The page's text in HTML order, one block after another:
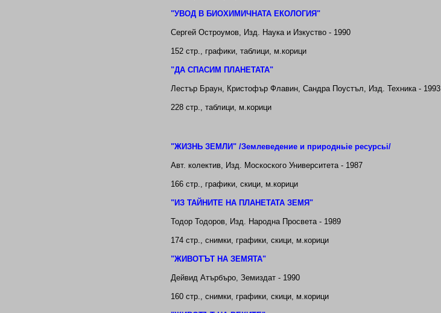
"УВОД В БИОХИМИЧНАТА ЕКОЛОГИЯ"
Сергей Остроумов, Изд. Наука и Изкуство - 1990
152 стр., графики, таблици, м.корици
"ДА СПАСИМ ПЛАНЕТАТА"
Лестър Браун, Кристофър Флавин, Сандра Поустъл, Изд. Техника - 1993
228 стр., таблици, м.корици
"ЖИЗНЬ ЗЕМЛИ " /Землеведение и природньiе ресурсьi/
Авт. колектив, Изд. Москоского Университета - 1987
166 стр., графики, скици, м.корици
"ИЗ ТАЙНИТЕ НА ПЛАНЕТАТА ЗЕМЯ "
Тодор Тодоров, Изд. Народна Просвета - 1989
174 стр., снимки, графики, скици, м.корици
"ЖИВОТЪТ НА ЗЕМЯТА"
Дейвид Атърбъро, Земиздат - 1990
160 стр., снимки, графики, скици, м.корици